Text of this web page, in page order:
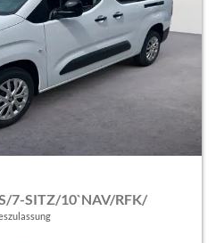
7-SITZ/10`NAV/RFK/